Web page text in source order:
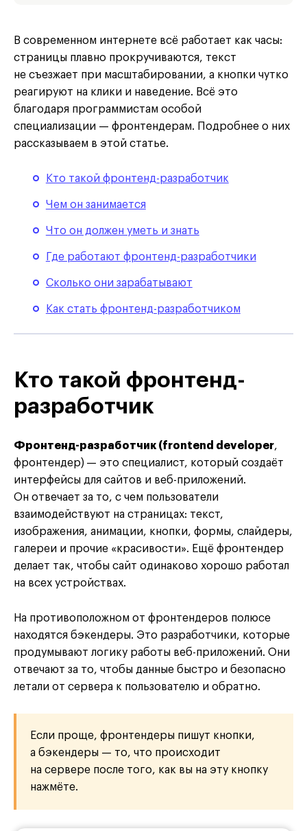
В современном интернете всё работает как часы:
страницы плавно прокручиваются, текст
не съезжает при масштабировании, а кнопки чутко
реагируют на клики и наведение. Всё это
благодаря программистам особой
специализации — фронтендерам. Подробнее о них
рассказываем в этой статье.
Кто такой фронтенд-разработчик
Чем он занимается
Что он должен уметь и знать
Где работают фронтенд-разработчики
Сколько они зарабатывают
Как стать фронтенд-разработчиком
Кто такой фронтенд-
разработчик
Фронтенд-разработчик (frontend developer,
фронтендер) — это специалист, который создаёт
интерфейсы для сайтов и веб-приложений.
Он отвечает за то, с чем пользователи
взаимодействуют на страницах: текст,
изображения, анимации, кнопки, формы, слайдеры,
галереи и прочие «красивости». Ещё фронтендер
делает так, чтобы сайт одинаково хорошо работал
на всех устройствах.
На противоположном от фронтендеров полюсе
находятся бэкендеры. Это разработчики, которые
продумывают логику работы веб-приложений. Они
отвечают за то, чтобы данные быстро и безопасно
летали от сервера к пользователю и обратно.
Если проще, фронтендеры пишут кнопки,
а бэкендеры — то, что происходит
на сервере после того, как вы на эту кнопку
нажмёте.